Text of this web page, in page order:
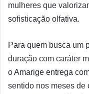
mulheres que
sofisticação olfativa.
Para quem busca um
duração com caráter
o Amarige entrega
sentido nos meses de